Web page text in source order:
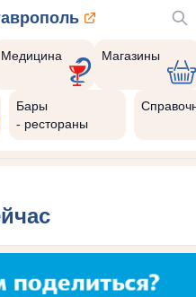
Медицина Магазины
Бары
- рестораны